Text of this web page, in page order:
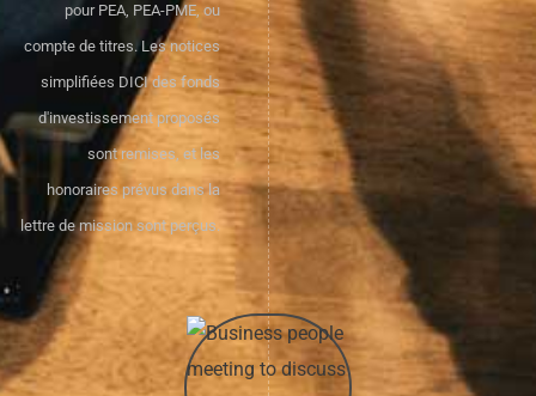
pour PEA, PEA-PME, ou
compte de titres. Les notices
simplifiées DICI des fonds
d'investissement proposés
sont remises, et les
honoraires prévus dans la
lettre de mission sont perçus.